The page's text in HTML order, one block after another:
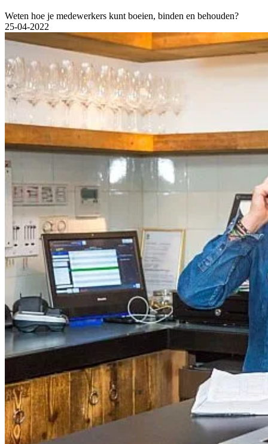
Weten hoe je medewerkers kunt boeien, binden en behouden?
25-04-2022